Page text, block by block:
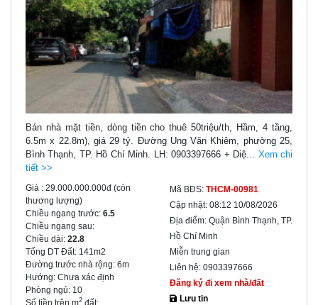
Bán nhà mặt tiền, dòng tiền cho thuê 50triệu/th, Hầm, 4 tầng,
6.5m x 22.8m), giá 29 tỷ. Đường Ung Văn Khiêm, phường 25,
Bình Thạnh, TP. Hồ Chí Minh. LH: 0903397666 + Diệ... Xem chi
tiết >>
Giá : 29.000.000.000đ (còn
thương lượng)
Chiều ngang trước: 6.5
Chiều ngang sau:
Chiều dài: 22.8
Tổng DT Đất: 141m2
Đường trước nhà rộng: 6m
Hướng: Chưa xác định
Phòng ngủ: 10
Số tiền trên m2 đất:
Mã BĐS: THCM-00981
Cập nhật: 08:12 10/08/2026
Địa điểm: Quận Bình Thạnh, TP.
Hồ Chí Minh
Miễn trung gian
Liên hệ: 0903397666
Đăng ký đi xem nhà/đất
Lưu tin